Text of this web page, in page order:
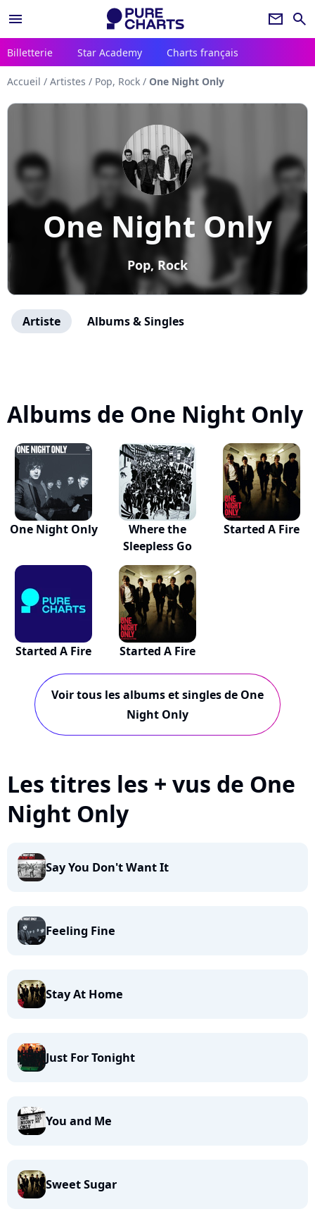
menu newsletter search
Billetterie Star Academy Charts français
Accueil / Artistes / Pop, Rock / One Night Only
One Night Only
Pop, Rock
Artiste Albums & Singles
Albums de One Night Only
One Night Only
Where the
Sleepless Go
Started A Fire
Started A Fire Started A Fire
Voir tous les albums et singles de One
Night Only
Les titres les + vus de One
Night Only
Say You Don't Want It
Feeling Fine
Stay At Home
Just For Tonight
You and Me
Sweet Sugar